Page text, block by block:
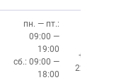
пн. — пт.:
09:00 —
19:00
сб.: 09:00 —
18:00
+7 (391)
228-6-608